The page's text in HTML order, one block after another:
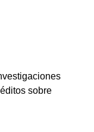
sobre